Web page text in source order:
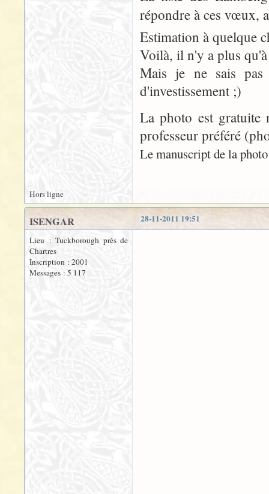
répondre à ces vœux,
Estimation à quelque
Voilà, il n'y a plus
Mais je ne sais
d'investissement ;)
La photo est gratuite
professeur préféré
Le manuscript de la
Hors ligne
28-11-2011 19:51
ISENGAR
Lieu : Tuckborough près de
Chartres
Inscription : 2001
Messages : 5 117